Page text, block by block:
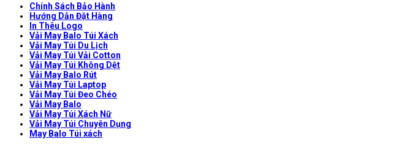
Chính Sách Bảo Hành
Hướng Dẫn Đặt Hàng
In Thêu Logo
Vải May Balo Túi Xách
Vải May Túi Du Lịch
Vải May Túi Vải Cotton
Vải May Túi Không Dệt
Vải May Balo Rút
Vải May Túi Laptop
Vải May Túi Đeo Chéo
Vải May Balo
Vải May Túi Xách Nữ
Vải May Túi Chuyên Dụng
May Balo Túi xách